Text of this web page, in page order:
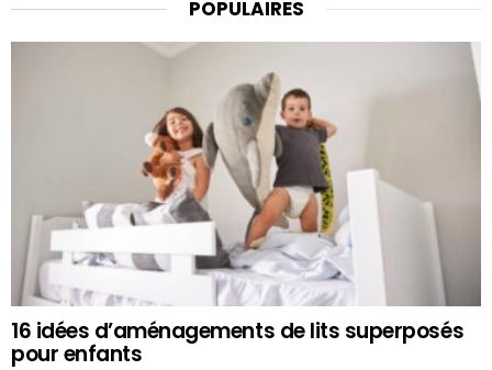
POPULAIRES
16 idées d’aménagements de lits superposés
pour enfants